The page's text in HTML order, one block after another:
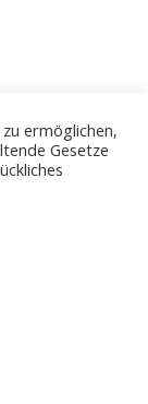
ermöglichen,
Gesetze